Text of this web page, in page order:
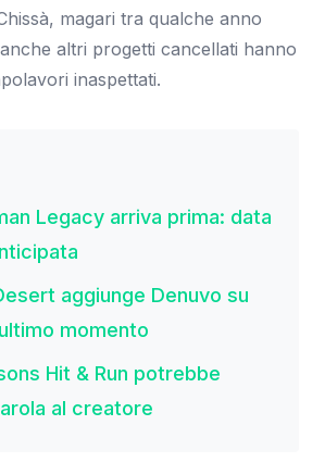
magari tra qualche anno
altri progetti cancellati hanno
inaspettati.
Legacy arriva prima: data
aggiunge Denuvo su
momento
Hit & Run potrebbe
al creatore